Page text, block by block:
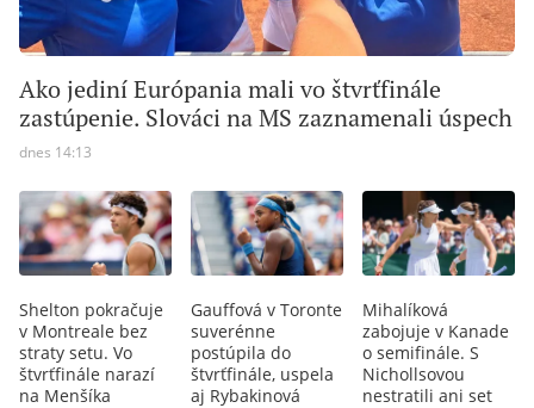
Ako jediní Európania mali vo štvrťfinále
zastúpenie. Slováci na MS zaznamenali úspech
dnes 14:13
Shelton pokračuje
v Montreale bez
straty setu. Vo
štvrťfinále narazí
na Menšíka
Gauffová v Toronte
suverénne
postúpila do
štvrťfinále, uspela
aj Rybakinová
Mihalíková
zabojuje v Kanade
o semifinále. S
Nichollsovou
nestratili ani set